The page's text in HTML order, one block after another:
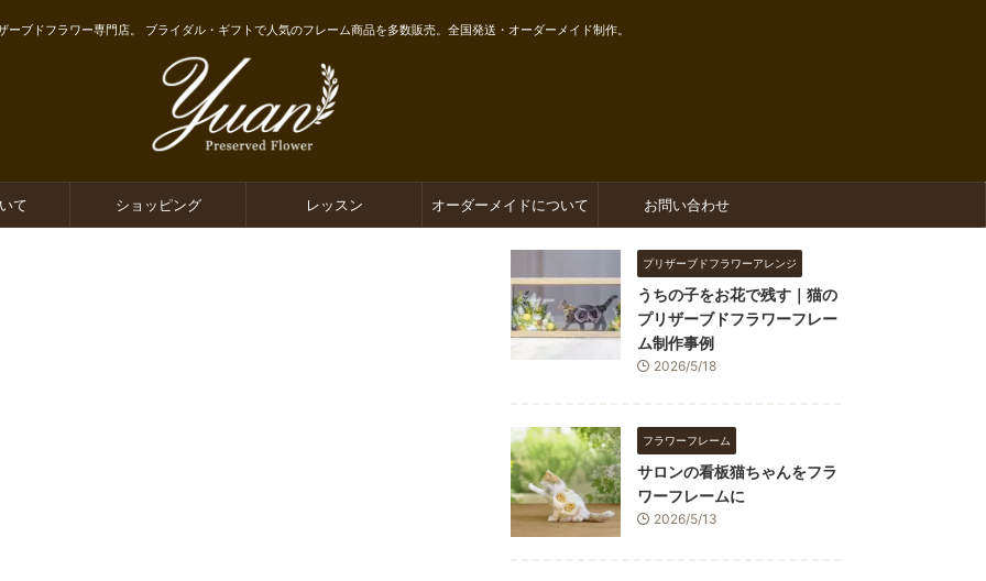
ーブドフラワー専門店。 ブライダル・ギフトで人気のフレーム商品を多数販売。全国発送・オーダーメイド制作。
て ショッピング レッスン オーダーメイドについて お問い合わせ
プリザーブドフラワーアレンジ
うちの子をお花で残す｜猫の
プリザーブドフラワーフレー
ム制作事例
2026/5/18
フラワーフレーム
サロンの看板猫ちゃんをフラ
ワーフレームに
2026/5/13